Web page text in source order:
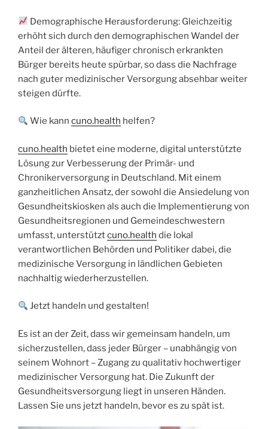
Demographische Herausforderung: Gleichzeitig
erhöht sich durch den demographischen Wandel der
Anteil der älteren, häufiger chronisch erkrankten
Bürger bereits heute spürbar, so dass die Nachfrage
nach guter medizinischer Versorgung absehbar weiter
steigen dürfte.
Wie kanncuno.health helfen?
cuno.health bietet eine moderne, digital unterstützte
Lösung zur Verbesserung der Primär- und
Chronikerversorgung in Deutschland. Mit einem
ganzheitlichen Ansatz, der sowohl die Ansiedelung von
Gesundheitskiosken als auch die Implementierung von
Gesundheitsregionen und Gemeindeschwestern
umfasst, unterstütztcuno.health die lokal
verantwortlichen Behörden und Politiker dabei, die
medizinische Versorgung in ländlichen Gebieten
nachhaltig wiederherzustellen.
Jetzt handeln und gestalten!
Es ist an der Zeit, dass wir gemeinsam handeln, um
sicherzustellen, dass jeder Bürger – unabhängig von
seinem Wohnort – Zugang zu qualitativ hochwertiger
medizinischer Versorgung hat. Die Zukunft der
Gesundheitsversorgung liegt in unseren Händen.
Lassen Sie uns jetzt handeln, bevor es zu spät ist.